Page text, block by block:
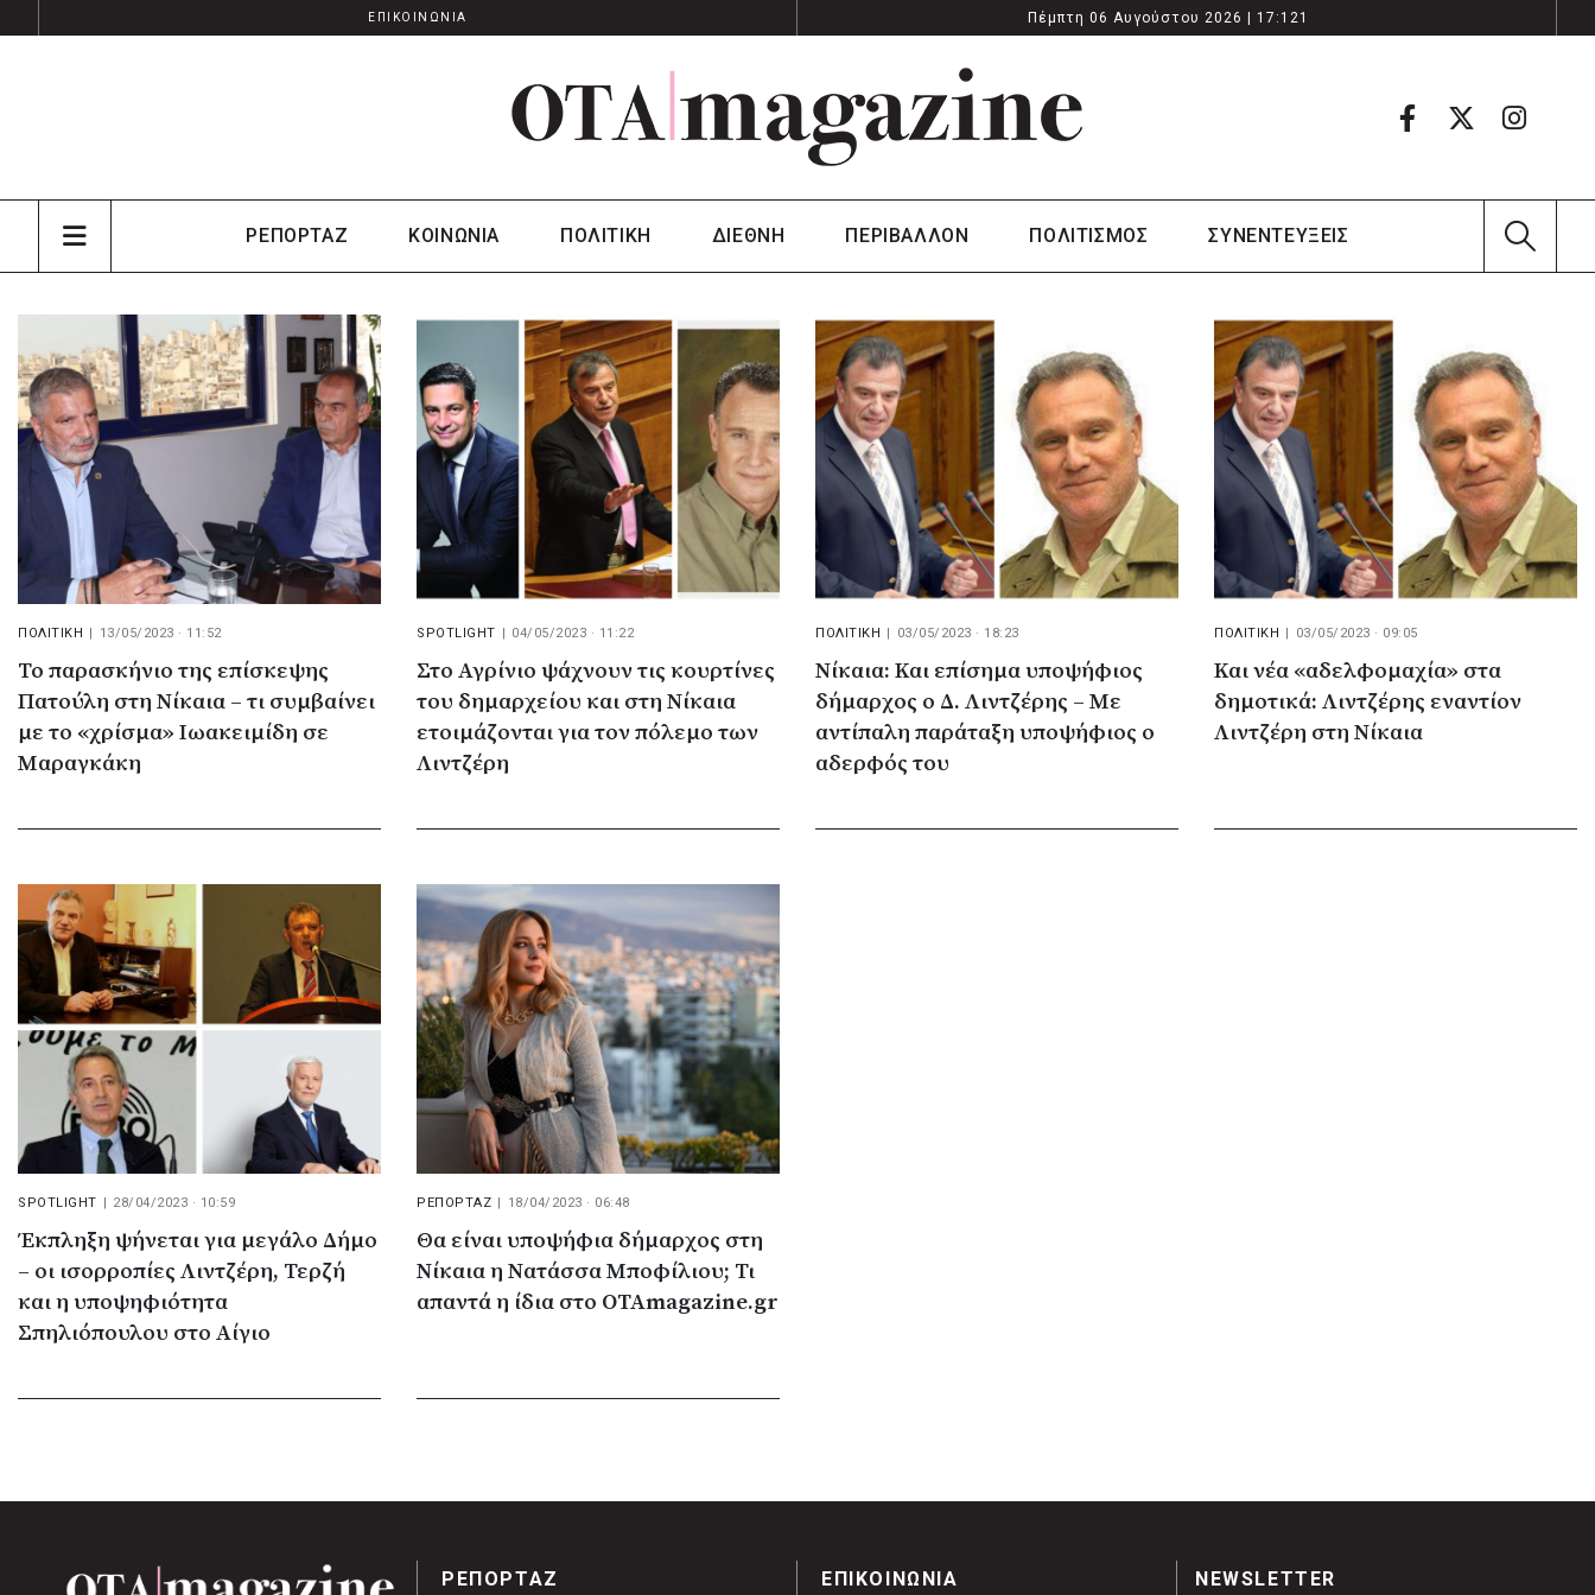
ΕΠΙΚΟΙΝΩΝΙΑ Πέμπτη 06 Αυγούστου 2026 | 17:121
ΡΕΠΟΡΤΑΖ ΚΟΙΝΩΝΙΑ ΠΟΛΙΤΙΚΗ ΔΙΕΘΝΗ ΠΕΡΙΒΑΛΛΟΝ ΠΟΛΙΤΙΣΜΟΣ ΣΥΝΕΝΤΕΥΞΕΙΣ
ΠΟΛΙΤΙΚΗ | 13/05/2023 · 11:52
Το παρασκήνιο της επίσκεψης
Πατούλη στη Νίκαια – τι συμβαίνει
με το «χρίσμα» Ιωακειμίδη σε
Μαραγκάκη
SPOTLIGHT | 04/05/2023 · 11:22
Στο Αγρίνιο ψάχνουν τις κουρτίνες
του δημαρχείου και στη Νίκαια
ετοιμάζονται για τον πόλεμο των
Λιντζέρη
ΠΟΛΙΤΙΚΗ | 03/05/2023 · 18:23
Νίκαια: Και επίσημα υποψήφιος
δήμαρχος ο Δ. Λιντζέρης – Με
αντίπαλη παράταξη υποψήφιος ο
αδερφός του
ΠΟΛΙΤΙΚΗ | 03/05/2023 · 09:05
Και νέα «αδελφομαχία» στα
δημοτικά: Λιντζέρης εναντίον
Λιντζέρη στη Νίκαια
SPOTLIGHT | 28/04/2023 · 10:59
Έκπληξη ψήνεται για μεγάλο Δήμο
– οι ισορροπίες Λιντζέρη, Τερζή
και η υποψηφιότητα
Σπηλιόπουλου στο Αίγιο
ΡΕΠΟΡΤΑΖ | 18/04/2023 · 06:48
Θα είναι υποψήφια δήμαρχος στη
Νίκαια η Νατάσσα Μποφίλιου; Τι
απαντά η ίδια στο OTAmagazine.gr
ΡΕΠΟΡΤΑΖ ΕΠΙΚΟΙΝΩΝΙΑ NEWSLETTER